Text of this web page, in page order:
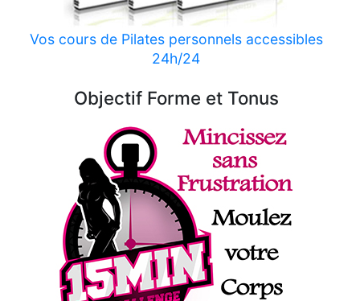
Vos cours de Pilates personnels accessibles
24h/24
Objectif Forme et Tonus